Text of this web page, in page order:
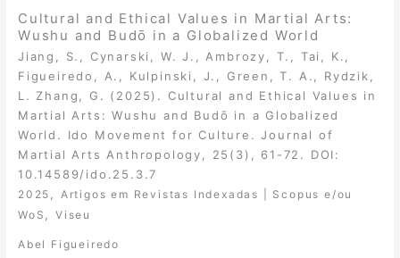
Cultural and Ethical Values in Martial Arts:
Wushu and Budō in a Globalized World
Jiang, S., Cynarski, W. J., Ambrozy, T., Tai, K.,
Figueiredo, A., Kulpinski, J., Green, T. A., Rydzik,
L. Zhang, G. (2025). Cultural and Ethical Values in
Martial Arts: Wushu and Budō in a Globalized
World. Ido Movement for Culture. Journal of
Martial Arts Anthropology, 25(3), 61-72. DOI:
10.14589/ido.25.3.7
2025
Artigos em Revistas Indexadas | Scopus e/ou
WoS
,Viseu
Abel Figueiredo